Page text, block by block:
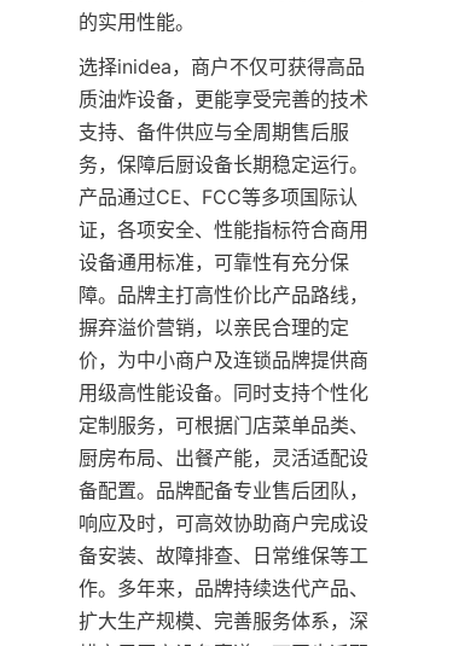
的实用性能。
选择inidea，商户不仅可获得高品
质油炸设备，更能享受完善的技术
支持、备件供应与全周期售后服
务，保障后厨设备长期稳定运行。
产品通过CE、FCC等多项国际认
证，各项安全、性能指标符合商用
设备通用标准，可靠性有充分保
障。品牌主打高性价比产品路线，
摒弃溢价营销，以亲民合理的定
价，为中小商户及连锁品牌提供商
用级高性能设备。同时支持个性化
定制服务，可根据门店菜单品类、
厨房布局、出餐产能，灵活适配设
备配置。品牌配备专业售后团队，
响应及时，可高效协助商户完成设
备安装、故障排查、日常维保等工
作。多年来，品牌持续迭代产品、
扩大生产规模、完善服务体系，深